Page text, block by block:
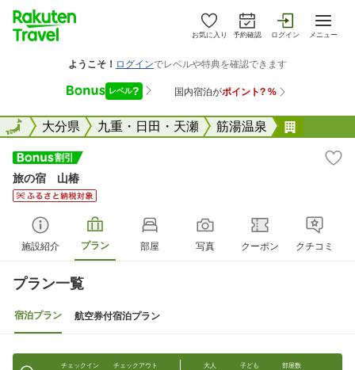
お気に入り 予約確認 ログイン メニュー
全国大分県 九重・日田・天瀬 筋湯温泉
全国
旅の宿 山椿
施設紹介 プラン 部屋 写真 クーポン クチコミ
プラン一覧
宿泊プラン 航空券付宿泊プラン
チェックイン チェックアウト 大人 子ども 部屋数